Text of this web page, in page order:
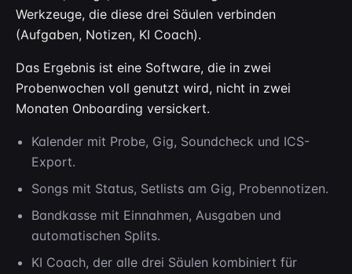
Werkzeuge, die diese drei Säulen verbinden
(Aufgaben, Notizen, KI Coach).
Das Ergebnis ist eine Software, die in zwei
Probenwochen voll genutzt wird, nicht in zwei
Monaten Onboarding versickert.
Kalender mit Probe, Gig, Soundcheck und ICS-
Export.
Songs mit Status, Setlists am Gig, Probennotizen.
Bandkasse mit Einnahmen, Ausgaben und
automatischen Splits.
KI Coach, der alle drei Säulen kombiniert für